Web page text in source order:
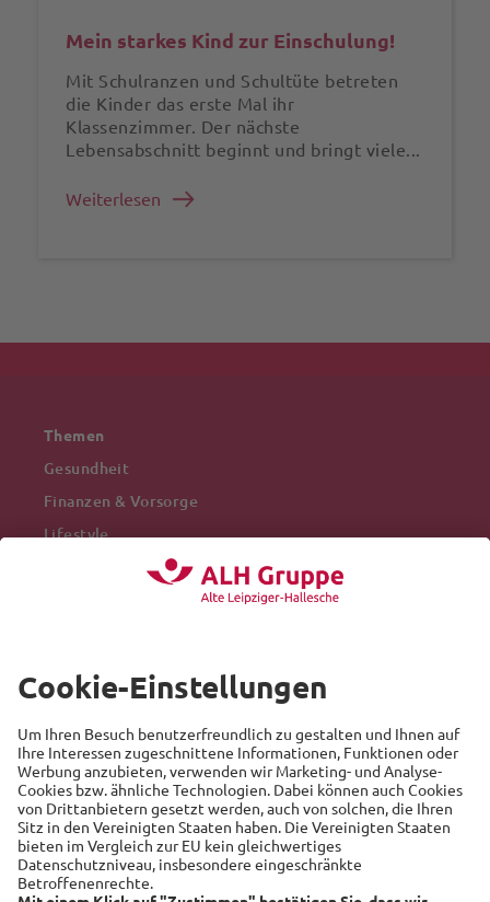
Mein starkes Kind zur Einschulung!
Mit Schulranzen und Schultüte betreten
die Kinder das erste Mal ihr
Klassenzimmer. Der nächste
Lebensabschnitt beginnt und bringt viele...
Weiterlesen
Themen
Gesundheit
Finanzen & Vorsorge
Lifestyle
Recht
Auto
Sicherheit
Familie
Links
Alte Leipziger
Hallesche